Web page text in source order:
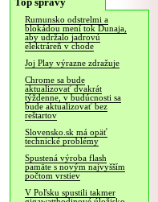
Rumunsko odstrelmi a
blokádou mení tok Dunaja,
aby udržalo jadrovú
elektráreň v chode
Joj Play výrazne zdražuje
Chrome sa bude
aktualizovať dvakrát
týždenne, v budúcnosti sa
bude aktualizovať bez
reštartov
Slovensko.sk má opäť
technické problémy
Spustená výroba flash
pamäte s novým najvyšším
počtom vrstiev
V Poľsku spustili takmer